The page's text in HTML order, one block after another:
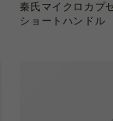
秦氏マイクロカプ
ショートハンドル